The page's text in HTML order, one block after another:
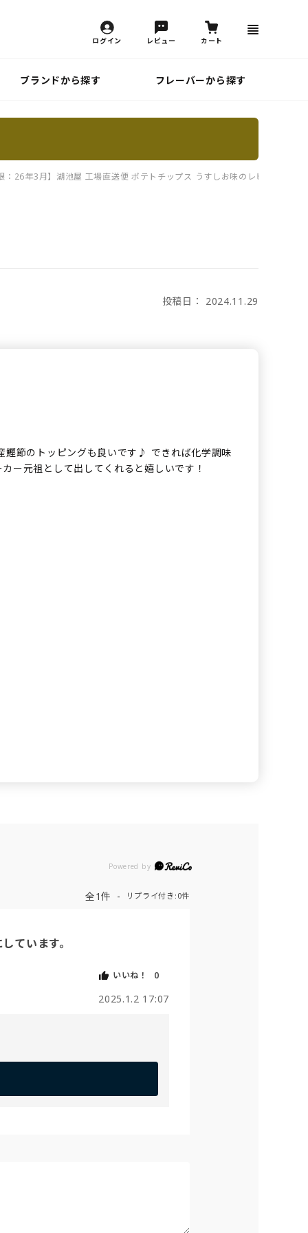
ログイン レビュー カート
ブランドから探す フレーバーから探す
：26年3月】湖池屋 工場直送便 ポテトチップス うすしお味のレビュー一覧
投稿日： 2024.11.29
鰹節のトッピングも良いです♪ できれば化学調味
ー元祖として出してくれると嬉しいです！
Powered by
全1件 リプライ付き:0件
ています。
いいね！ 0
2025.1.2 17:07